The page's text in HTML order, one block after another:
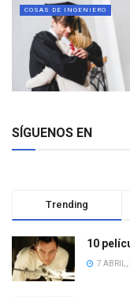
COSAS DE INGENIERO
SÍGUENOS EN
Trending
10
7 ABRIL,